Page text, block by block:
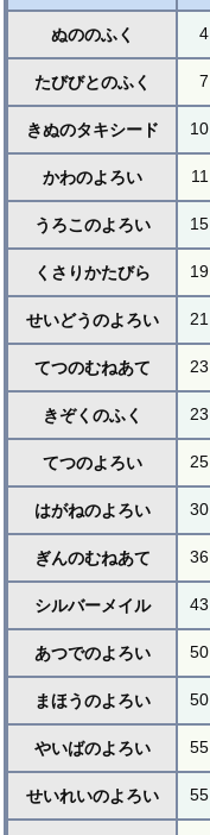
ぬののふく 4
たびびとのふく 7
きぬのタキシード 10
かわのよろい 11
うろこのよろい 15
くさりかたびら 19
せいどうのよろい 21
てつのむねあて 23
きぞくのふく 23
てつのよろい 25
はがねのよろい 30
ぎんのむねあて 36
シルバーメイル 43
あつでのよろい 50
まほうのよろい 50
やいばのよろい 55
せいれいのよろい 55